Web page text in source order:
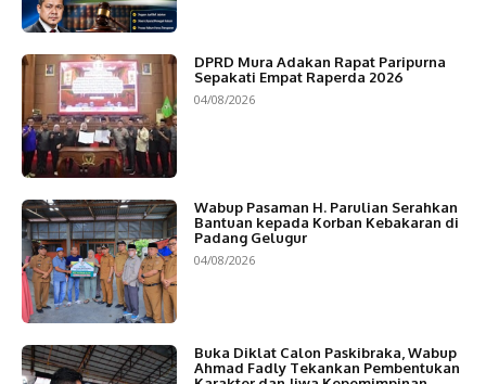
DPRD Mura Adakan Rapat Paripurna
Sepakati Empat Raperda 2026
04/08/2026
Wabup Pasaman H. Parulian Serahkan
Bantuan kepada Korban Kebakaran di
Padang Gelugur
04/08/2026
Buka Diklat Calon Paskibraka, Wabup
Ahmad Fadly Tekankan Pembentukan